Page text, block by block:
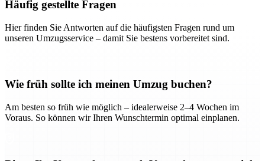
Häufig gestellte Fragen
Hier finden Sie Antworten auf die häufigsten Fragen rund um
unseren Umzugsservice – damit Sie bestens vorbereitet sind.
Wie früh sollte ich meinen Umzug buchen?
Am besten so früh wie möglich – idealerweise 2–4 Wochen im
Voraus. So können wir Ihren Wunschtermin optimal einplanen.